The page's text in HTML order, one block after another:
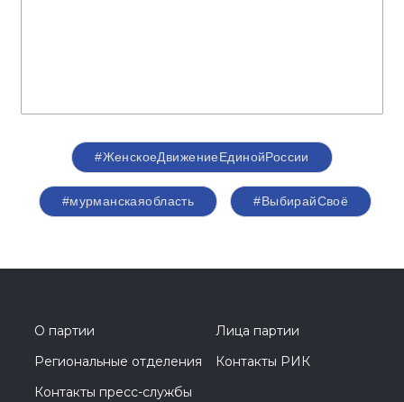
#ЖенскоеДвижениеЕдинойРоссии
#мурманскаяобласть #ВыбирайСвоё
О партии
Лица партии
Региональные отделения
Контакты РИК
Контакты пресс-службы